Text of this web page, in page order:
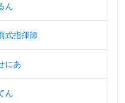
ん
式指揮師
にあ
ん